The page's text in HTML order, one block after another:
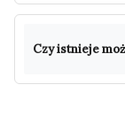
Czy istnieje